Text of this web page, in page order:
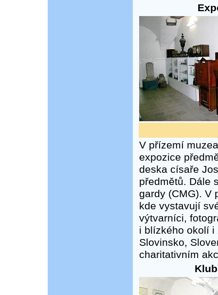
V přízemí
expozice
deska císaře
předmětů. Dále
gardy (CMG). V
kde vystavují
výtvarníci,
i blízkého okolí i
Slovinsko,
charitativním